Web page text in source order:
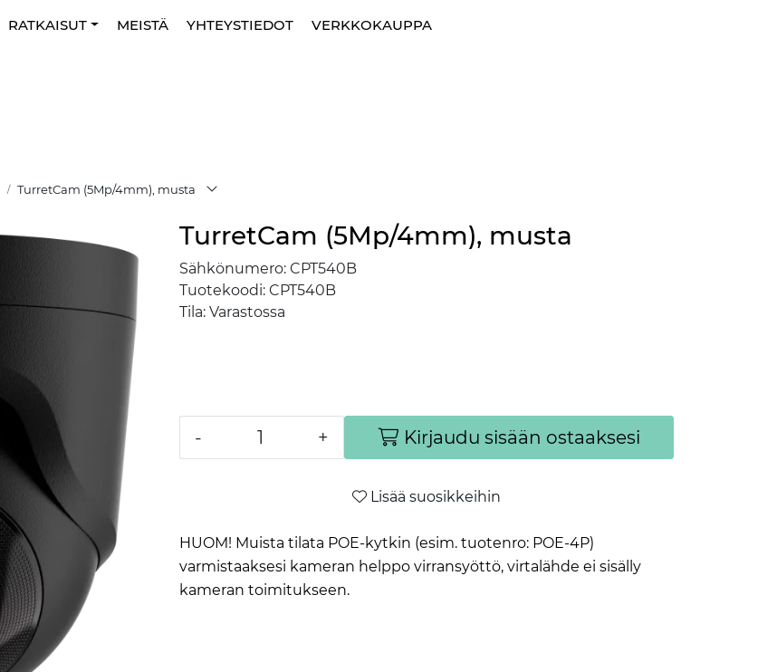
RATKAISUT MEISTÄ YHTEYSTIEDOT VERKKOKAUPPA
TurretCam (5Mp/4mm), musta
TurretCam (5Mp/4mm), musta
Sähkönumero: CPT540B
Tuotekoodi: CPT540B
Tila: Varastossa
- + Kirjaudu sisään ostaaksesi
Lisää suosikkeihin
HUOM! Muista tilata POE-kytkin (esim. tuotenro: POE-4P)
varmistaaksesi kameran helppo virransyöttö, virtalähde ei sisälly
kameran toimitukseen.